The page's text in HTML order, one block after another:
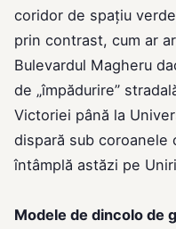
coridor de spațiu
prin contrast, cum ar
Bulevardul Magheru
de „împădurire”
Victoriei până la
dispară sub coroanele
întâmplă astăzi pe
Modele de dincolo de